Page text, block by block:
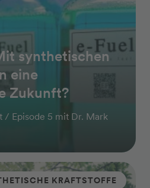
synthetischen
eine
Zukunft?
/ Episode 5 mit Dr. Mark
KRAFTSTOFFE